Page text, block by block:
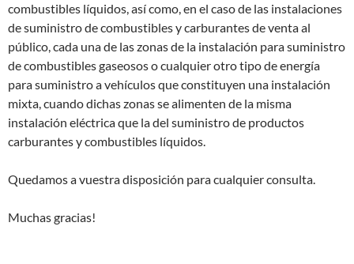
combustibles líquidos, así como, en el caso de las instalaciones
de suministro de combustibles y carburantes de venta al
público, cada una de las zonas de la instalación para suministro
de combustibles gaseosos o cualquier otro tipo de energía
para suministro a vehículos que constituyen una instalación
mixta, cuando dichas zonas se alimenten de la misma
instalación eléctrica que la del suministro de productos
carburantes y combustibles líquidos.
Quedamos a vuestra disposición para cualquier consulta.
Muchas gracias!